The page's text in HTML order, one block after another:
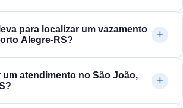
para localizar um vazamento
Alegre‑RS?
um atendimento no São João,